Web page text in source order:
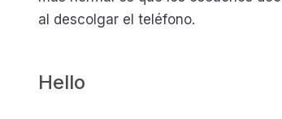
al descolgar el teléfono.
Hello